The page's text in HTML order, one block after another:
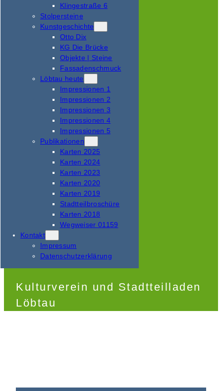
Klingestraße 6
Stolpersteine
Kunstgeschichte
Otto Dix
KG Die Brücke
Objekte | Steine
Fassadenschmuck
Löbtau heute
Impressionen 1
Impressionen 2
Impressionen 3
Impressionen 4
Impressionen 5
Publikationen
Karten 2025
Karten 2024
Karten 2023
Karten 2020
Karten 2019
Stadtteilbroschüre
Karten 2018
Wegweiser 01159
Kontakt
Impressum
Datenschutzerklärung
Kulturverein und Stadtteilladen
Löbtau